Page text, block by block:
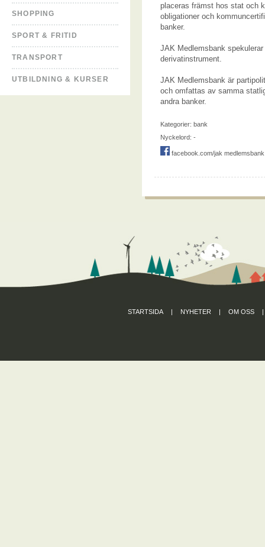
SHOPPING
SPORT & FRITID
TRANSPORT
UTBILDNING & KURSER
placeras främst hos stat och
obligationer och
banker.
JAK Medlemsbank
derivatinstrument.
JAK Medlemsbank är
och omfattas av samma
andra banker.
Kategorier: bank
Nyckelord: -
facebook.com/jak medlemsbank
STARTSIDA | NYHETER | OM OSS |